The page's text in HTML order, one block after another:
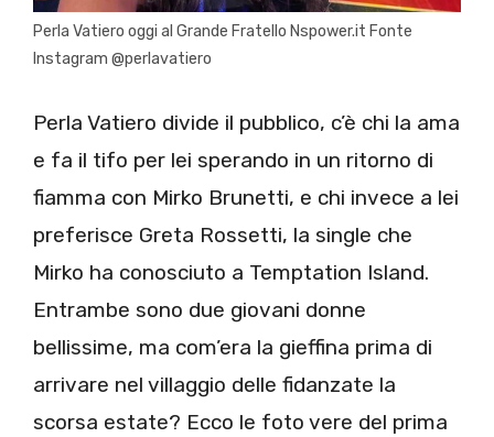
Perla Vatiero oggi al Grande Fratello Nspower.it Fonte
Instagram @perlavatiero
Perla Vatiero divide il pubblico, c’è chi la ama
e fa il tifo per lei sperando in un ritorno di
fiamma con Mirko Brunetti, e chi invece a lei
preferisce Greta Rossetti, la single che
Mirko ha conosciuto a Temptation Island.
Entrambe sono due giovani donne
bellissime, ma com’era la gieffina prima di
arrivare nel villaggio delle fidanzate la
scorsa estate? Ecco le foto vere del prima